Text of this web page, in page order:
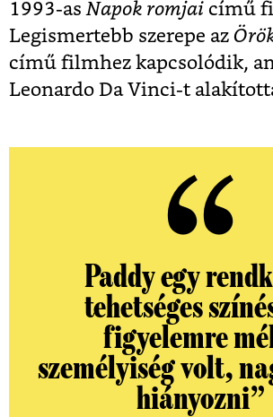
1993-as Napok romjai című
Legismertebb szerepe az
című filmhez kapcsolódik,
Leonardo Da Vinci-t
Paddy egy
tehetséges
figyelemre
személyiség volt,
hiányozni”